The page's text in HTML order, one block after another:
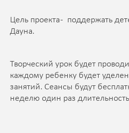
Цель проекта - поддержать
Дауна.
Творческий урок будет
каждому ребенку будет
занятий. Сеансы будут
неделю один раз